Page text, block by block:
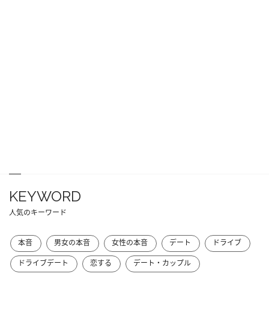
KEYWORD
人気のキーワード
本音 男女の本音 女性の本音 デート
ドライブ
ドライブデート
恋する デート・カップル